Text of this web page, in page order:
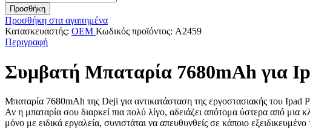
Προσθήκη
Προσθήκη στα αγαπημένα
Κατασκευαστής: OEM Κωδικός προϊόντος: A2459
Περιγραφή
Συμβατή Μπαταρία 7680mAh για
Μπαταρία 7680mAh της Deji για αντικατάσταση της εργοστασιακής του
Αν η μπαταρία σου διαρκεί πια πολύ λίγο, αδειάζει απότομα ύστερα από μια
μόνο με ειδικά εργαλεία, συνιστάται να απευθυνθείς σε κάποιο